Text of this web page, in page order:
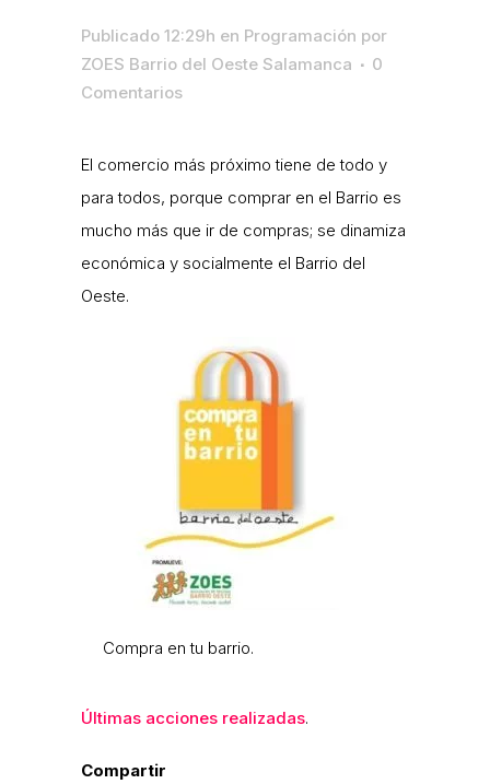
Publicado 12:29h en Programación por
ZOES Barrio del Oeste Salamanca
0
Comentarios
El comercio más próximo tiene de todo y
para todos, porque comprar en el Barrio es
mucho más que ir de compras; se dinamiza
económica y socialmente el Barrio del
Oeste.
Compra en tu barrio.
Últimas acciones realizadas.
Compartir